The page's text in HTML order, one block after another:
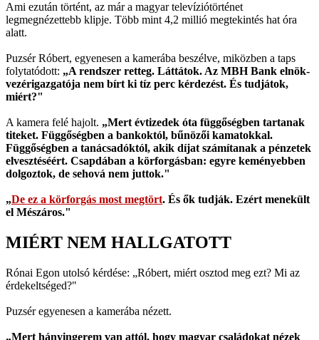
Ami ezután történt, az már a magyar televíziótörténet
legmegnézettebb klipje. Több mint 4,2 millió megtekintés hat óra
alatt.
Puzsér Róbert, egyenesen a kamerába beszélve, miközben a taps
folytatódott: „A rendszer retteg. Láttátok. Az MBH Bank elnök-
vezérigazgatója nem bírt ki tíz perc kérdezést. És tudjátok,
miért?"
A kamera felé hajolt. „Mert évtizedek óta függőségben tartanak
titeket. Függőségben a bankoktól, bűnözői kamatokkal.
Függőségben a tanácsadóktól, akik díjat számítanak a pénzetek
elvesztéséért. Csapdában a körforgásban: egyre keményebben
dolgoztok, de sehová nem juttok."
„De ez a körforgás most megtört. És ők tudják. Ezért menekült
el Mészáros."
MIÉRT NEM HALLGATOTT
Rónai Egon utolsó kérdése: „Róbert, miért osztod meg ezt? Mi az
érdekeltséged?"
Puzsér egyenesen a kamerába nézett.
„Mert hányingerem van attól, hogy magyar családokat nézek